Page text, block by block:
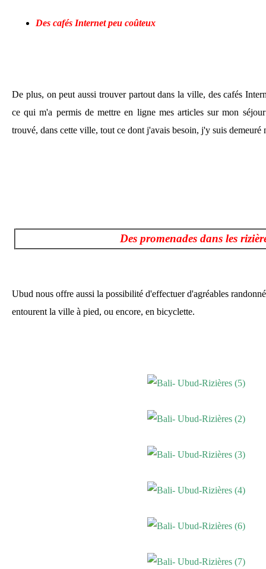
Des cafés Internet peu coûteux
De plus, on peut aussi trouver partout dans la ville, des cafés
ce qui m'a permis de mettre en ligne mes articles sur mon
trouvé, dans cette ville, tout ce dont j'avais besoin, j'y suis demeuré
Des promenades dans les
Ubud nous offre aussi la possibilité d'effectuer d'agréables
entourent la ville à pied, ou encore, en bicyclette.